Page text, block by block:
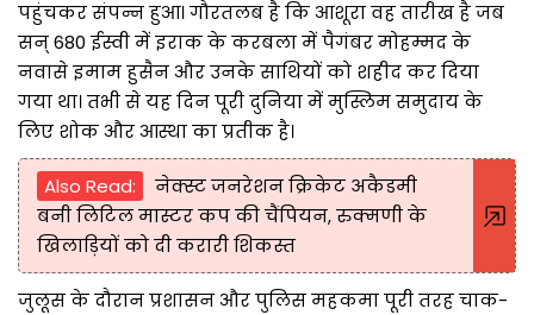
पहुंचकर संपन्न हुआ। गौरतलब है कि आशूरा वह तारीख है जब
सन् 680 ईस्वी में इराक के करबला में पैगंबर मोहम्मद के
नवासे इमाम हुसैन और उनके साथियों को शहीद कर दिया
गया था। तभी से यह दिन पूरी दुनिया में मुस्लिम समुदाय के
लिए शोक और आस्था का प्रतीक है।
Also Read:
नेक्स्ट जनरेशन क्रिकेट अकैडमी
बनी लिटिल मास्टर कप की चैंपियन, रुक्मणी के
खिलाड़ियों को दी करारी शिकस्त
जुलूस के दौरान प्रशासन और पुलिस महकमा पूरी तरह चाक-